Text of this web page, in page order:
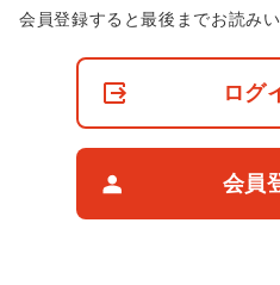
非
会員登録すると最後までお読みい
ログ
会員